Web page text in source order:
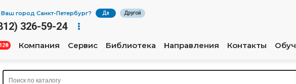
Ваш город Санкт-Петербург? Да Другой
326-59-24
128 Компания Сервис Библиотека Направления Контакты